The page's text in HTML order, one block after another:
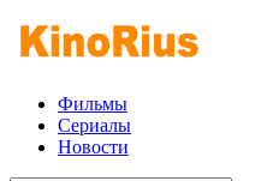
Фильмы
Сериалы
Новости